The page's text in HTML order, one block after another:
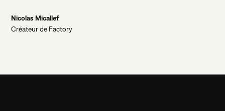
Nicolas Micallef
Créateur de Factory